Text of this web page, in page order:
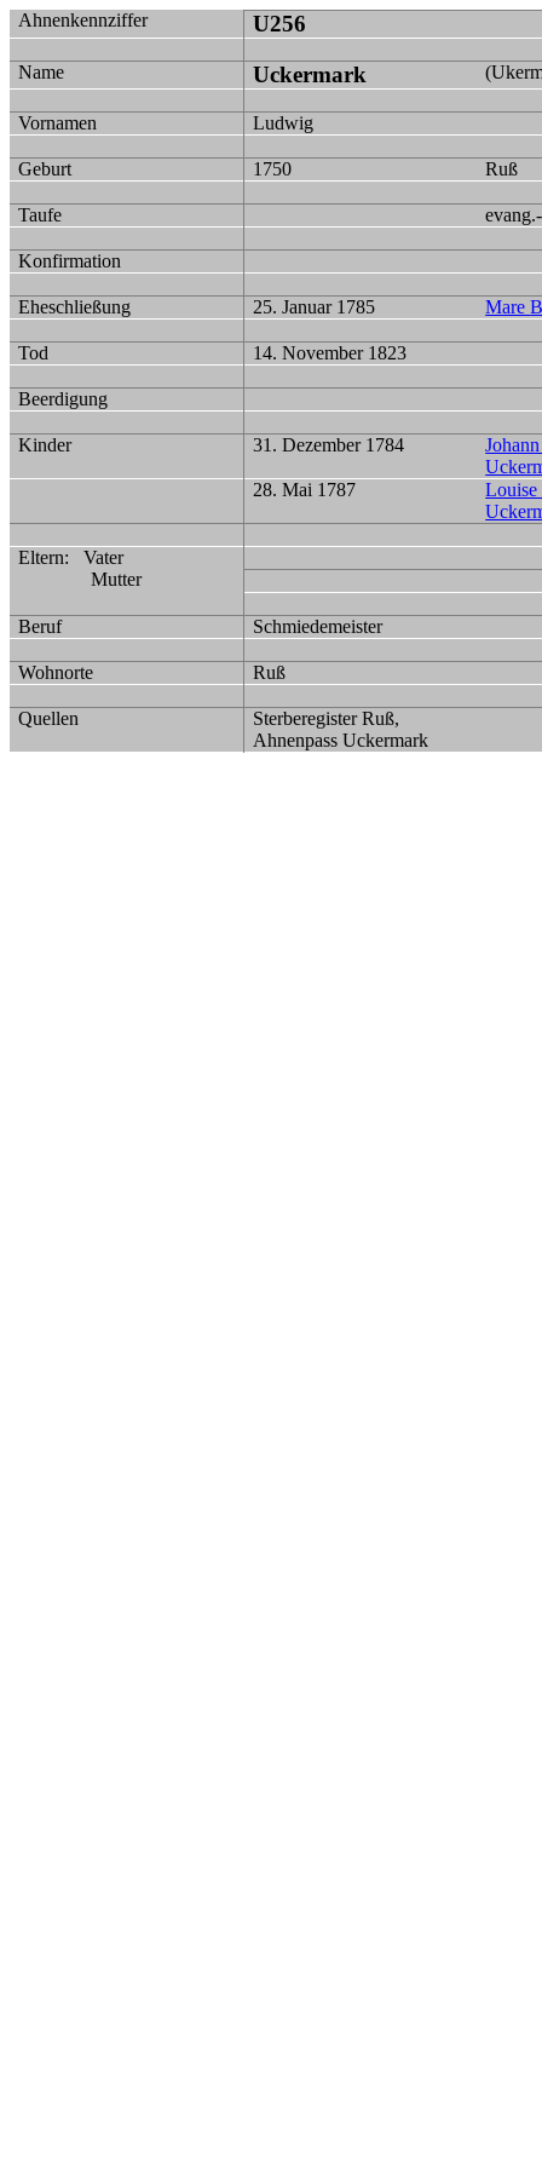
Ahnenkennziffer U256
Name Uckermark (
Vornamen Ludwig
Geburt 1750 Ruß
Taufe
Konfirmation
Eheschließung 25. Januar 1785 Mare
Tod 14. November 1823
Beerdigung
Kinder 31. Dezember 1784
28. Mai 1787
Louise
Eltern:
Vater
Mutter
Beruf Schmiedemeister
Wohnorte Ruß
Quellen
Sterberegister Ruß,
Ahnenpass Uckermark